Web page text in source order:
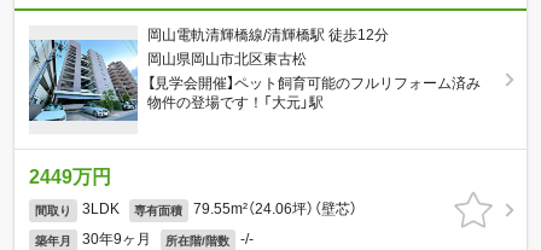
岡山電軌清輝橋線/清輝橋駅 徒歩12分
岡山県岡山市北区東古松
【見学会開催】ペット飼育可能のフルリフォーム済み
物件の登場です！「大元」駅
2449万円
間取り 3LDK 専有面積 79.55m²（24.06坪）（壁芯）
築年月 30年9ヶ月 所在階/階数 -/-